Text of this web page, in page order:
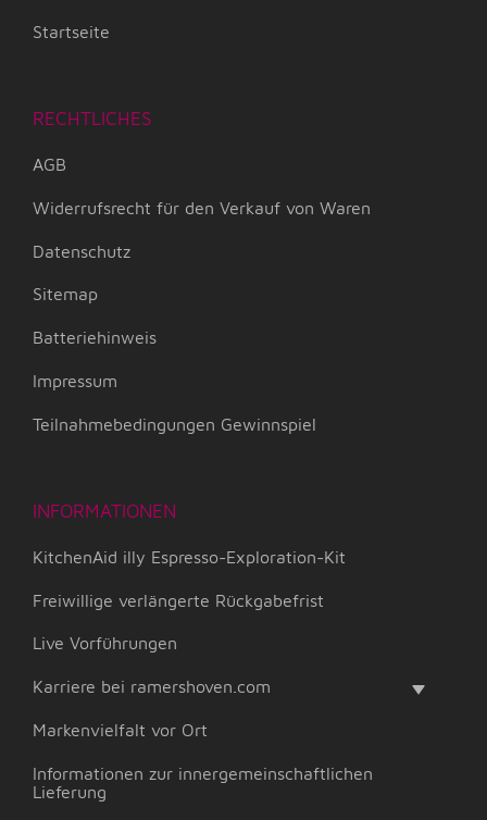
Startseite
RECHTLICHES
AGB
Widerrufsrecht für den Verkauf von Waren
Datenschutz
Sitemap
Batteriehinweis
Impressum
Teilnahmebedingungen Gewinnspiel
INFORMATIONEN
KitchenAid illy Espresso-Exploration-Kit
Freiwillige verlängerte Rückgabefrist
Live Vorführungen
Karriere bei ramershoven.com
Markenvielfalt vor Ort
Informationen zur innergemeinschaftlichen
Lieferung